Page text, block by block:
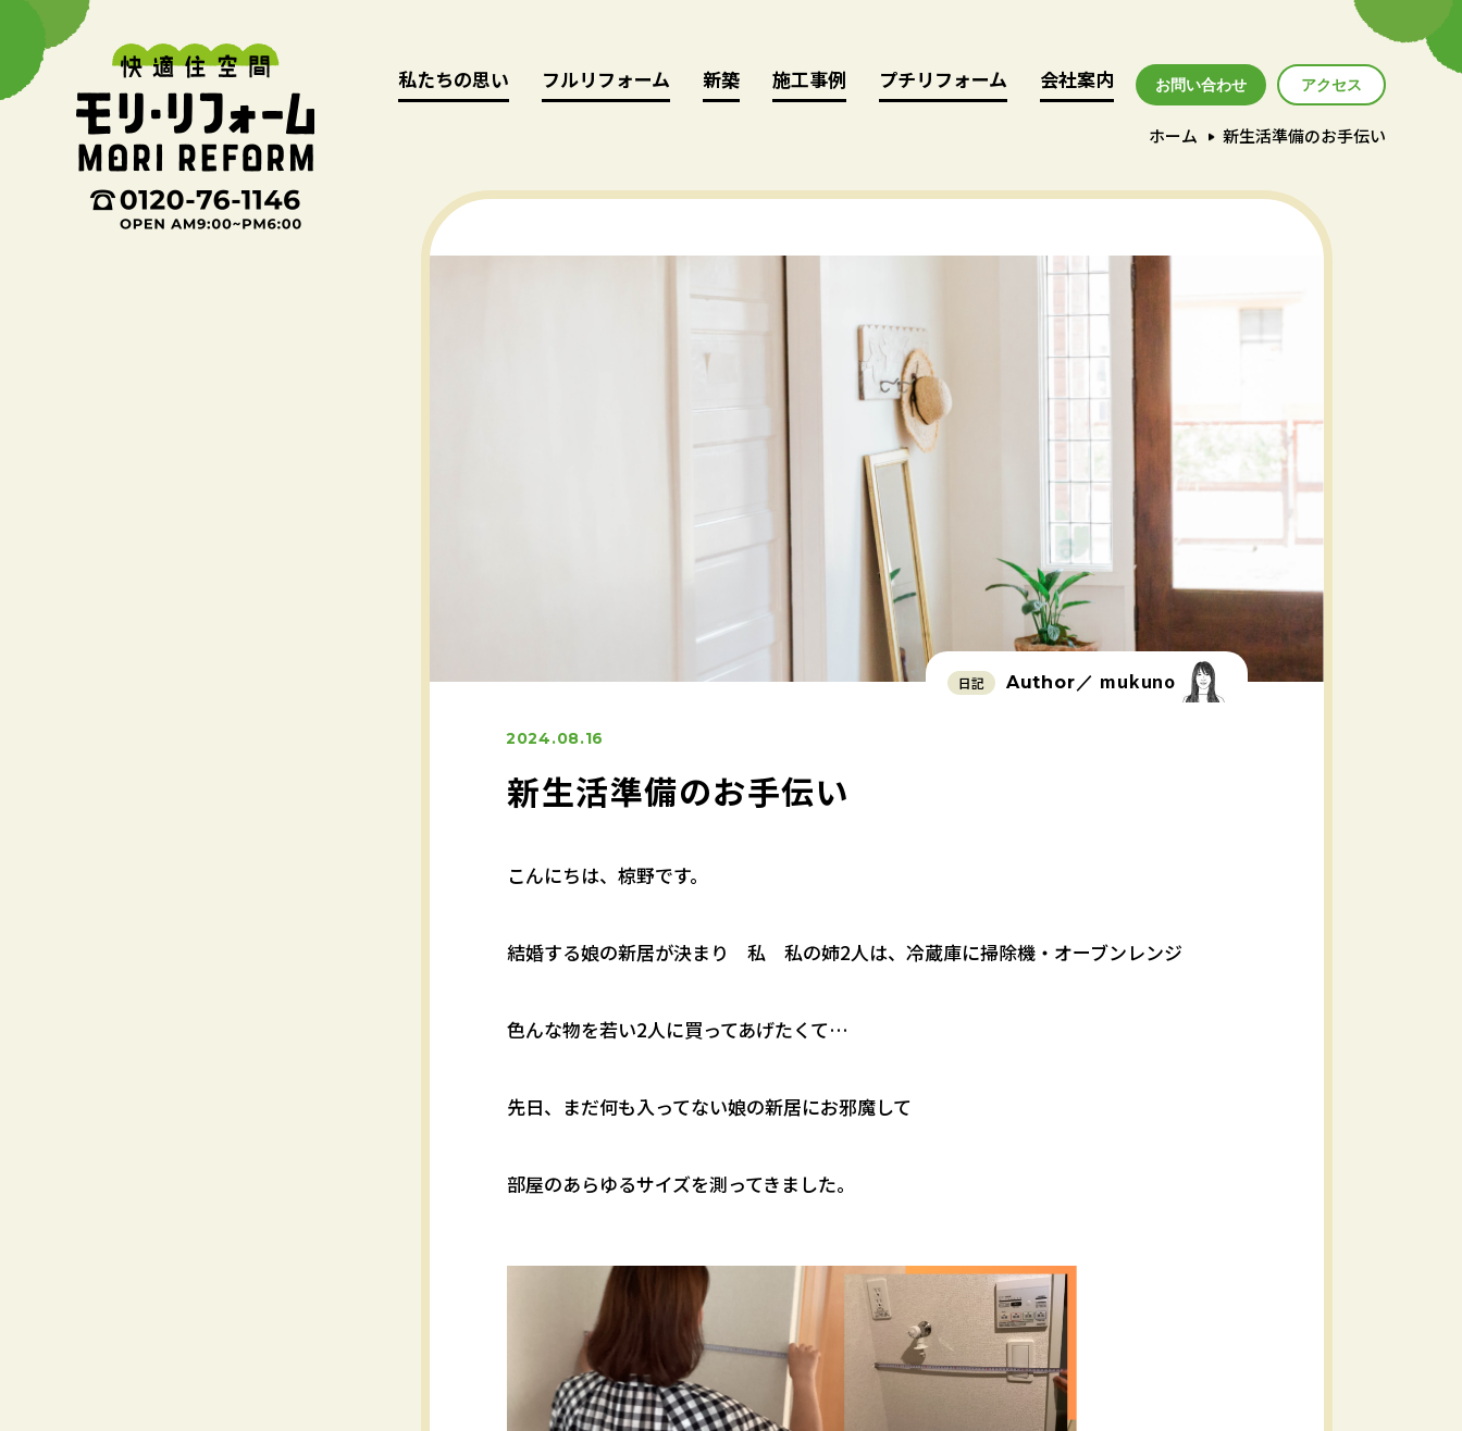
私たちの思い
私たちの思い フルリフォーム
フルリフォーム 新築
新築 施工事例
施工事例 プチリフォーム
プチリフォーム 会社案内
会社案内 お問い合わせ アクセス
アクセス
ホーム 新生活準備のお手伝い
日記 Author／ mukuno
2024.08.16
新生活準備のお手伝い
こんにちは、椋野です。
結婚する娘の新居が決まり 私 私の姉2人は、冷蔵庫に掃除機・オーブンレンジ
色んな物を若い2人に買ってあげたくて…
先日、まだ何も入ってない娘の新居にお邪魔して
部屋のあらゆるサイズを測ってきました。